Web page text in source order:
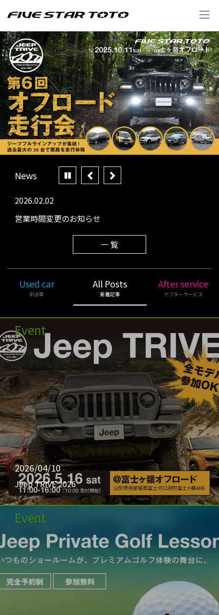
News
2026.02.02
営業時間変更のお知らせ
一 覧
Used car
中古車
All Posts
新着記事
After service
アフターサービス
Event
2026/04/10
Jeep TRIVE 2026
Event